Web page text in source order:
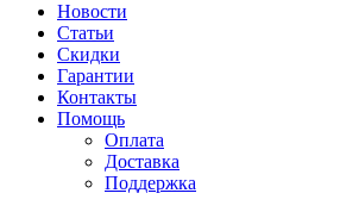
Новости
Статьи
Скидки
Гарантии
Контакты
Помощь
Оплата
Доставка
Поддержка